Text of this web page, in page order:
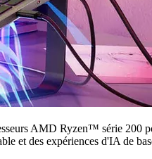
AMD Ryzen™ série
et des expériences d'IA de